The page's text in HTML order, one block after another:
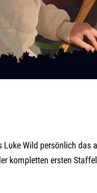
Wild persönlich das
kompletten ersten